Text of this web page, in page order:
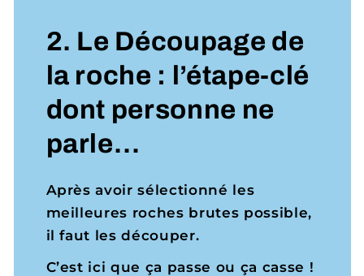
2. Le Découpage de
la roche : l’étape-clé
dont personne ne
parle…
Après avoir sélectionné les
meilleures roches brutes possible,
il faut les découper.
C’est ici que ça passe ou ça casse !